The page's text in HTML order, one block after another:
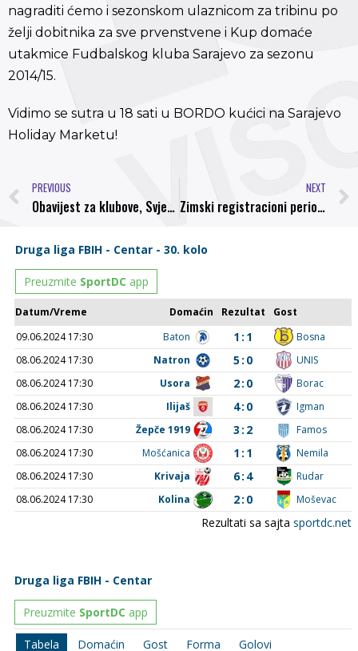
nagraditi ćemo i sezonskom ulaznicom za tribinu po
želji dobitnika za sve prvenstvene i Kup domaće
utakmice Fudbalskog kluba Sarajevo za sezonu
2014/15.
Vidimo se sutra u 18 sati u BORDO kućici na Sarajevo
Holiday Marketu!
PREVIOUS
Obavijest za klubove, Svjetski antidoping kodeks
NEXT
Zimski registracioni period za 2015. godinu